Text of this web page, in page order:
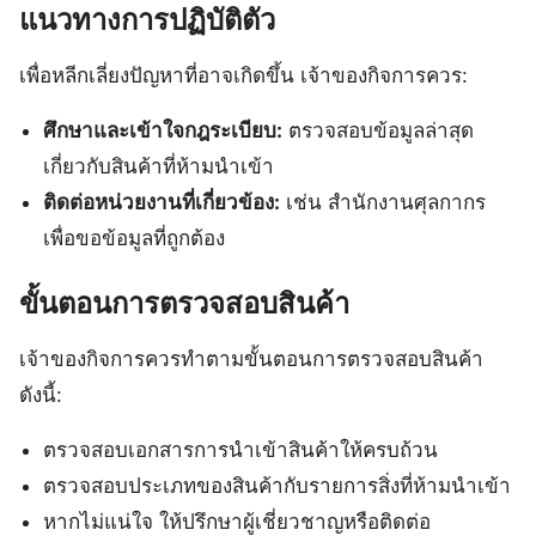
แนวทางการปฏิบัติตัว
เพื่อหลีกเลี่ยงปัญหาที่อาจเกิดขึ้น เจ้าของกิจการควร:
ศึกษาและเข้าใจกฎระเบียบ: ตรวจสอบข้อมูลล่าสุด
เกี่ยวกับสินค้าที่ห้ามนำเข้า
ติดต่อหน่วยงานที่เกี่ยวข้อง: เช่น สำนักงานศุลกากร
เพื่อขอข้อมูลที่ถูกต้อง
ขั้นตอนการตรวจสอบสินค้า
เจ้าของกิจการควรทำตามขั้นตอนการตรวจสอบสินค้า
ดังนี้:
ตรวจสอบเอกสารการนำเข้าสินค้าให้ครบถ้วน
ตรวจสอบประเภทของสินค้ากับรายการสิ่งที่ห้ามนำเข้า
หากไม่แน่ใจ ให้ปรึกษาผู้เชี่ยวชาญหรือติดต่อ